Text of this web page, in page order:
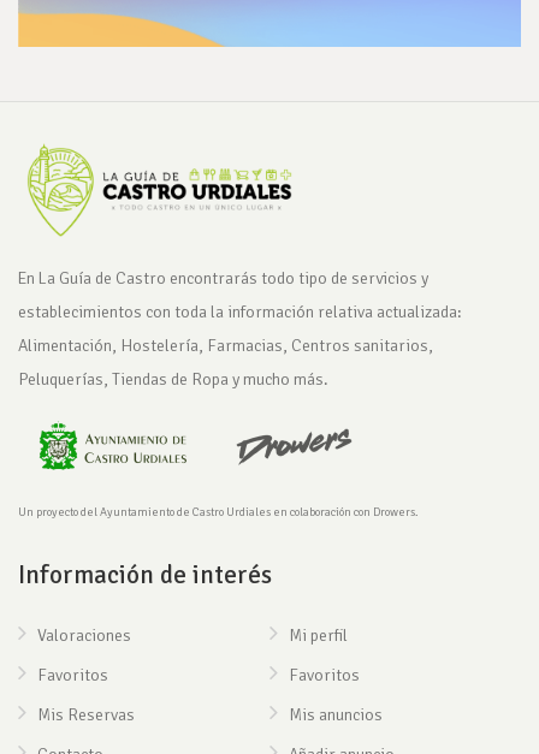
En La Guía de Castro encontrarás todo tipo de servicios y
establecimientos con toda la información relativa actualizada:
Alimentación, Hostelería, Farmacias, Centros sanitarios,
Peluquerías, Tiendas de Ropa y mucho más.
Un proyecto del Ayuntamiento de Castro Urdiales en colaboración con Drowers.
Información de interés
Valoraciones
Favoritos
Mis Reservas
Mi perfil
Favoritos
Mis anuncios